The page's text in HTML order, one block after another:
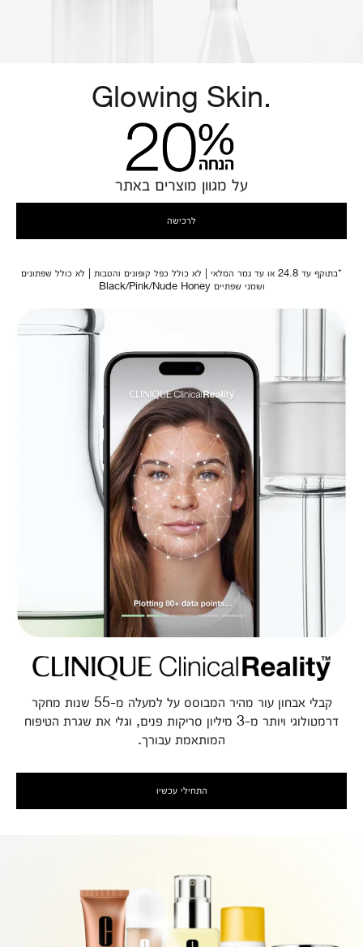
Glowing Skin.
על מגוון מוצרים באתר
לרכישה
*בתוקף עד 24.8 או עד גמר המלאי | לא כולל כפל קופונים והטבות | לא כולל שפתונים
ושמני שפתיים Black/Pink/Nude Honey
קבלי אבחון עור מהיר המבוסס על למעלה מ-55 שנות מחקר
דרמטולוגי ויותר מ-3 מיליון סריקות פנים, וגלי את שגרת הטיפוח
המותאמת עבורך.
התחילי עכשיו